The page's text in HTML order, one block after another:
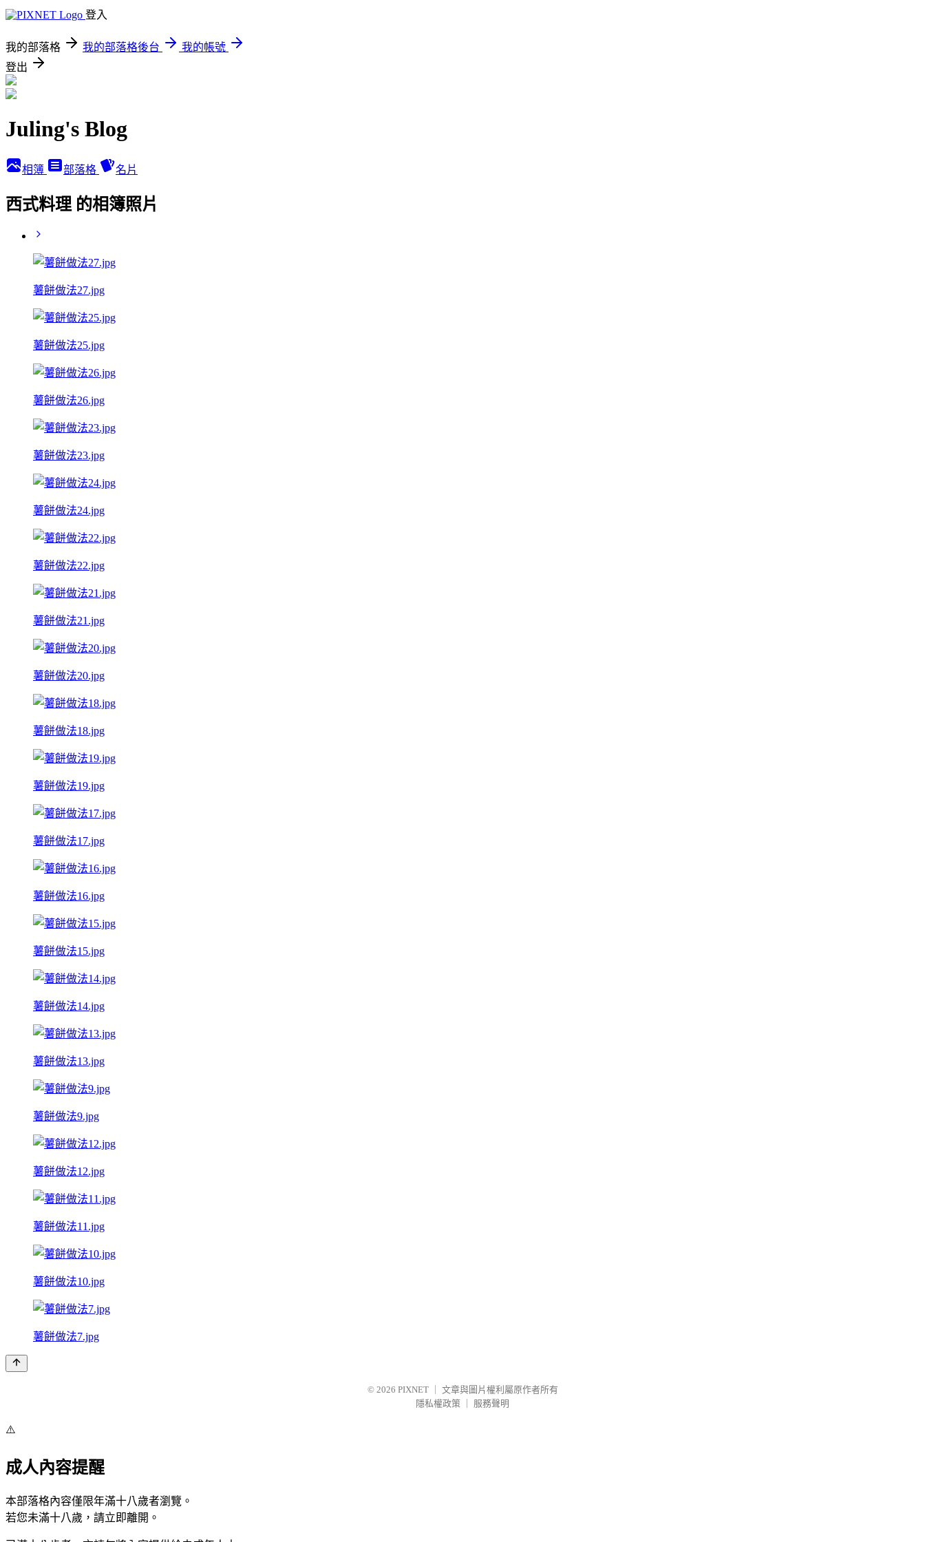
登入
我的部落格 我的部落格後台
我的帳號
登出
Juling's Blog
相簿 部落格 名片
西式料理 的相簿照片
薯餅做法27.jpg
薯餅做法25.jpg
薯餅做法26.jpg
薯餅做法23.jpg
薯餅做法24.jpg
薯餅做法22.jpg
薯餅做法21.jpg
薯餅做法20.jpg
薯餅做法18.jpg
薯餅做法19.jpg
薯餅做法17.jpg
薯餅做法16.jpg
薯餅做法15.jpg
薯餅做法14.jpg
薯餅做法13.jpg
薯餅做法9.jpg
薯餅做法12.jpg
薯餅做法11.jpg
薯餅做法10.jpg
薯餅做法7.jpg
© 2026 PIXNET
文章與圖片權利屬原作者所有
隱私權政策
服務聲明
⚠️
成人內容提醒
本部落格內容僅限年滿十八歲者瀏覽。
若您未滿十八歲，請立即離開。